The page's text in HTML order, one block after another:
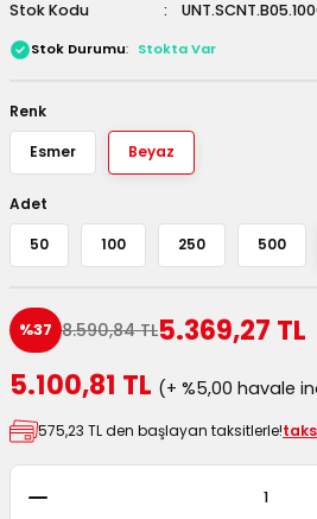
Kutuları
Masura Kapaklı
Kutular
Stok Kodu
Stok Durumu Stokta Var
Renk
Esmer Beyaz
Adet
50 100 250 500
%37 8.590,84 TL5.369,27 TL
5.100,81 TL (+ %5,00 havale
575,23 TL den başlayan taksitlerle!